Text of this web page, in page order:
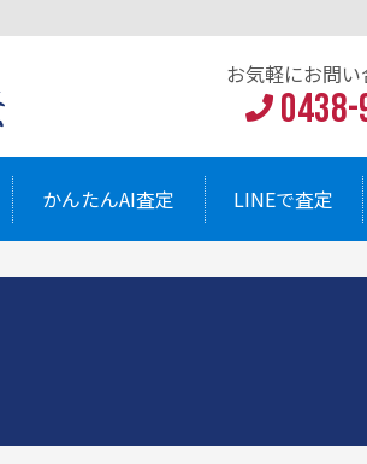
お気軽にお問
かんたんAI査定 LINEで査定